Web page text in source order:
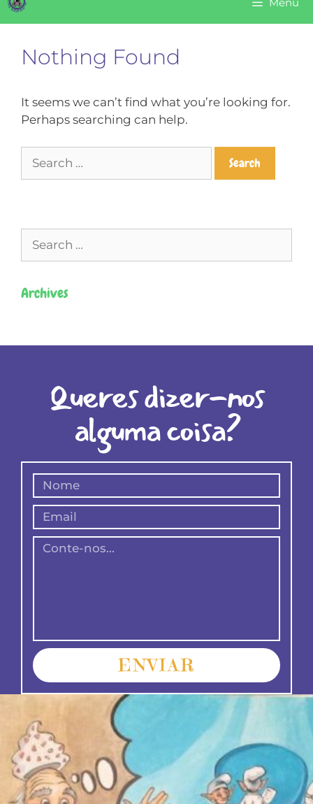
Nothing Found
It seems we can’t find what you’re looking for.
Perhaps searching can help.
Archives
Queres dizer-nos
alguma coisa?
ENVIAR